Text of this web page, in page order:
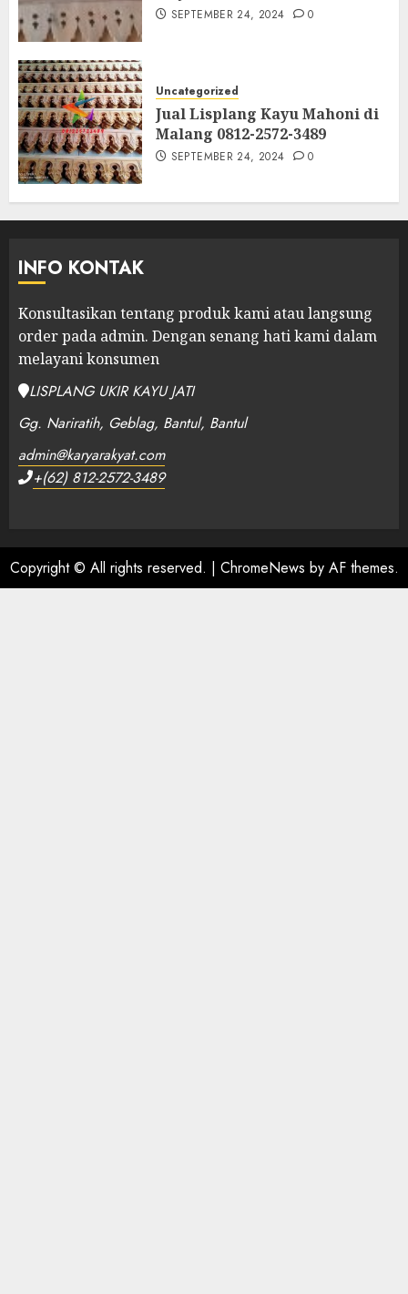
SEPTEMBER 24, 2024 0
Uncategorized
Jual Lisplang Kayu Mahoni di
Malang 0812-2572-3489
SEPTEMBER 24, 2024 0
INFO KONTAK
Konsultasikan tentang produk kami atau langsung
order pada admin. Dengan senang hati kami dalam
melayani konsumen
LISPLANG UKIR KAYU JATI
Gg. Nariratih, Geblag, Bantul, Bantul
admin@karyarakyat.com
+(62) 812-2572-3489
Copyright © All rights reserved. | ChromeNews by AF themes.